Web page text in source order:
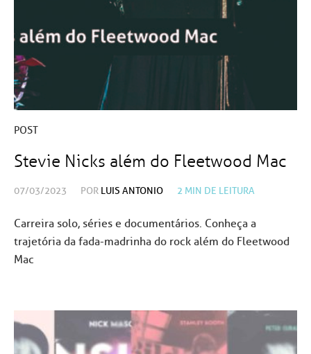
POST
Stevie Nicks além do Fleetwood Mac
07/03/2023 POR LUIS ANTONIO 2 MIN DE LEITURA
Carreira solo, séries e documentários. Conheça a
trajetória da fada-madrinha do rock além do Fleetwood
Mac